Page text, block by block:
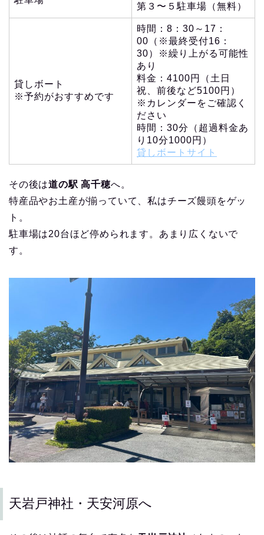
第３〜５駐車場（無料）
貸しボート
※予約がおすすめです
時間：8：30～17：
00（※最終受付16：
30）※繰り上がる可能性
あり
料金：4100円（土日
祝、前後など5100円）
※カレンダーをご確認く
ださい
時間：30分（超過料金あ
り10分1000円）
貸しボートサイト
その後は道の駅 高千穂へ。
特産品やお土産が揃っていて、私はチーズ饅頭をゲッ
ト。
駐車場は20台ほど停められます。あまり広くないで
す。
天岩戸神社・天安河原へ